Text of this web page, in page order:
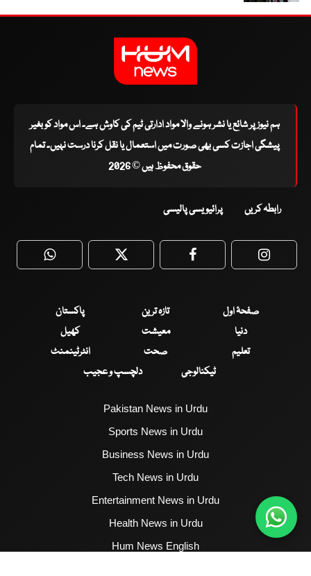
ہم نیوز پر شائع یا نشر ہونے والا مواد ادارتی ٹیم کی کاوش ہے۔ اس مواد کو بغیر
پیشگی اجازت کسی بھی صورت میں استعمال یا نقل کرنا درست نہیں۔ تمام
حقوق محفوظ ہیں © 2026
رابطہ کریں پرائیویسی پالیسی
WhatsApp Twitter Facebook
صفحۂ اول تازہ ترین
پاکستان
دنیا
معیشت
کھیل
تعلیم
صحت
انٹرٹینمنٹ
ٹیکنالوجی
دلچسپ و عجیب
Pakistan News in Urdu
Sports News in Urdu
Business News in Urdu
Tech News in Urdu
Entertainment News in Urdu
Health News in Urdu
Hum News English